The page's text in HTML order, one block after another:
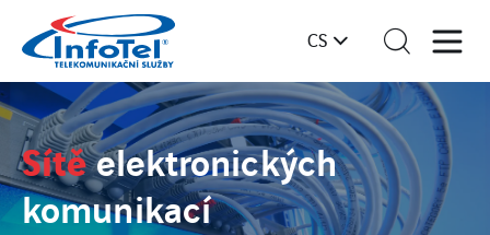
CS
Sítěelektronických
komunikací